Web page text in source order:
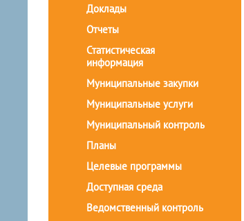
Доклады
Отчеты
Статистическая
информация
Муниципальные закупки
Муниципальные услуги
Муниципальный контроль
Планы
Целевые программы
Доступная среда
Ведомственный контроль